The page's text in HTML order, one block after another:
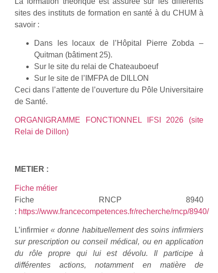
sites des instituts de formation en santé à du CHUM à
savoir :
Dans les locaux de l’Hôpital Pierre Zobda –
Quitman (bâtiment 25).
Sur le site du relai de Chateauboeuf
Sur le site de l’IMFPA de DILLON
Ceci dans l’attente de l’ouverture du Pôle Universitaire
de Santé.
ORGANIGRAMME FONCTIONNEL IFSI 2026 (site
Relai de Dillon)
METIER :
Fiche métier
Fiche RNCP 8940
: https://www.francecompetences.fr/recherche/rncp/8940/
L’infirmier« donne habituellement des soins infirmiers
sur prescription ou conseil médical, ou en application
du rôle propre qui lui est dévolu. Il participe à
différentes actions, notamment en matière de